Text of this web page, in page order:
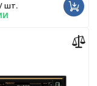
шт.